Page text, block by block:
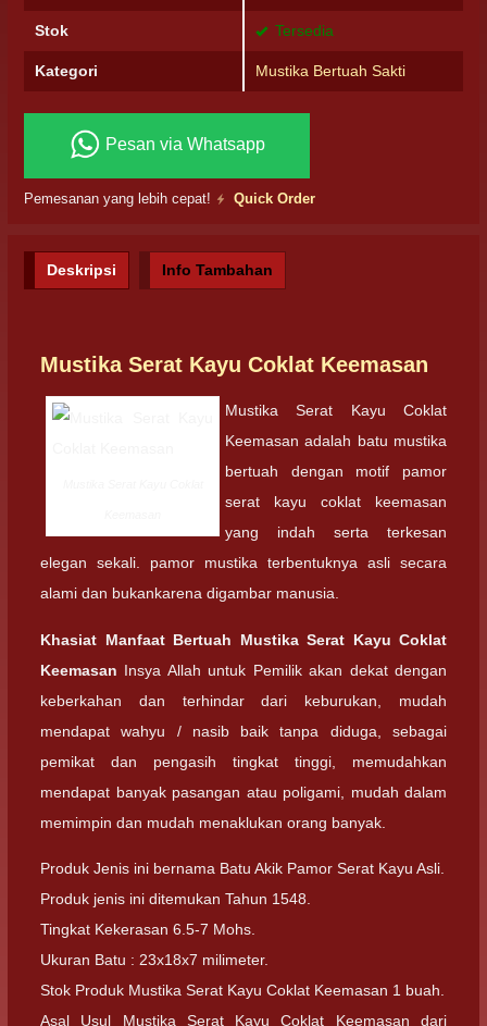
Stok Tersedia
Kategori Mustika Bertuah Sakti
Pesan via Whatsapp
Pemesanan yang lebih cepat! Quick Order
Deskripsi Info Tambahan
Mustika Serat Kayu Coklat Keemasan
Mustika Serat Kayu Coklat
Keemasan adalah batu mustika
bertuah dengan motif pamor
serat kayu coklat keemasan
yang indah serta terkesan
elegan sekali. pamor mustika terbentuknya asli secara
alami dan bukankarena digambar manusia.
Khasiat Manfaat Bertuah Mustika Serat Kayu Coklat
Keemasan Insya Allah untuk Pemilik akan dekat dengan
keberkahan dan terhindar dari keburukan, mudah
mendapat wahyu / nasib baik tanpa diduga, sebagai
pemikat dan pengasih tingkat tinggi, memudahkan
mendapat banyak pasangan atau poligami, mudah dalam
memimpin dan mudah menaklukan orang banyak.
Produk Jenis ini bernama Batu Akik Pamor Serat Kayu Asli.
Produk jenis ini ditemukan Tahun 1548.
Tingkat Kekerasan 6.5-7 Mohs.
Ukuran Batu : 23x18x7 milimeter.
Stok Produk Mustika Serat Kayu Coklat Keemasan 1 buah.
Asal Usul Mustika Serat Kayu Coklat Keemasan dari